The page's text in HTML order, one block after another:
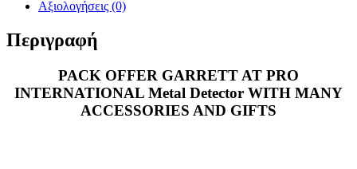
Αξιολογήσεις (0)
Περιγραφή
PACK OFFER GARRETT AT PRO
INTERNATIONAL Metal Detector WITH MANY
ACCESSORIES AND GIFTS